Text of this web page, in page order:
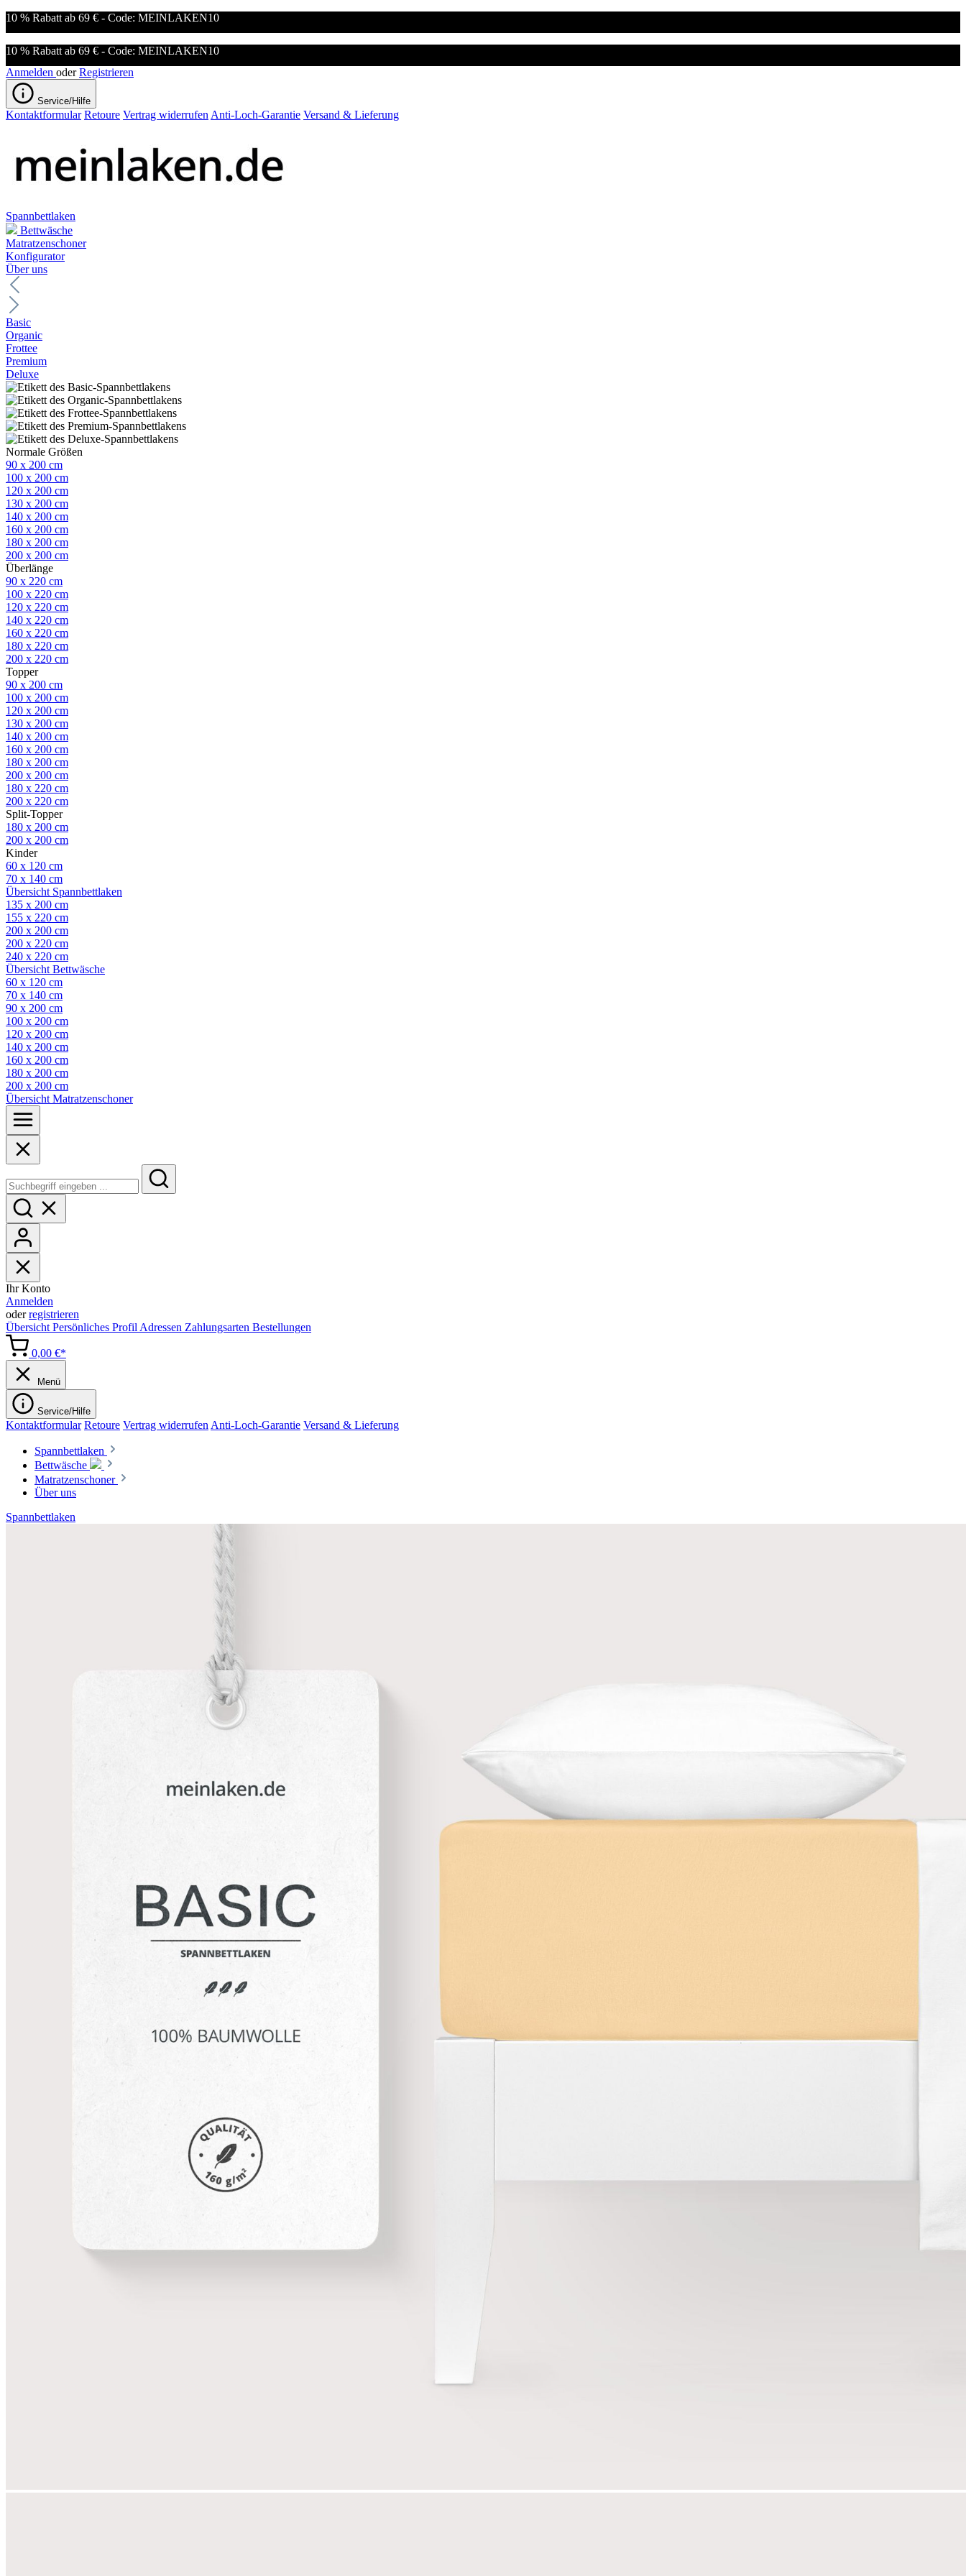
10 % Rabatt ab 69 € - Code: MEINLAKEN10
10 % Rabatt ab 69 € - Code: MEINLAKEN10
Anmelden oder Registrieren
Service/Hilfe
Kontaktformular Retoure Vertrag widerrufen Anti-Loch-Garantie Versand & Lieferung
Spannbettlaken
Bettwäsche
Matratzenschoner
Konfigurator
Über uns
Basic
Organic
Frottee
Premium
Deluxe
Normale Größen
90 x 200 cm
100 x 200 cm
120 x 200 cm
130 x 200 cm
140 x 200 cm
160 x 200 cm
180 x 200 cm
200 x 200 cm
Überlänge
90 x 220 cm
100 x 220 cm
120 x 220 cm
140 x 220 cm
160 x 220 cm
180 x 220 cm
200 x 220 cm
Topper
90 x 200 cm
100 x 200 cm
120 x 200 cm
130 x 200 cm
140 x 200 cm
160 x 200 cm
180 x 200 cm
200 x 200 cm
180 x 220 cm
200 x 220 cm
Split-Topper
180 x 200 cm
200 x 200 cm
Kinder
60 x 120 cm
70 x 140 cm
Übersicht Spannbettlaken
135 x 200 cm
155 x 220 cm
200 x 200 cm
200 x 220 cm
240 x 220 cm
Übersicht Bettwäsche
60 x 120 cm
70 x 140 cm
90 x 200 cm
100 x 200 cm
120 x 200 cm
140 x 200 cm
160 x 200 cm
180 x 200 cm
200 x 200 cm
Übersicht Matratzenschoner
Ihr Konto
Anmelden
oderregistrieren
Übersicht Persönliches Profil Adressen Zahlungsarten Bestellungen
0,00 €*
Menü
Service/Hilfe
Kontaktformular Retoure Vertrag widerrufen Anti-Loch-Garantie Versand & Lieferung
Spannbettlaken
Bettwäsche
Matratzenschoner
Über uns
Spannbettlaken